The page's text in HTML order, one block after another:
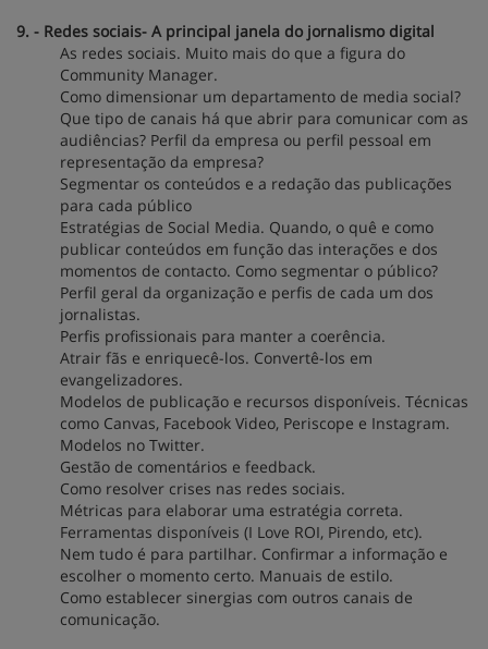
9. - Redes sociais- A principal janela do jornalismo digital
As redes sociais. Muito mais do que a figura do
Community Manager.
Como dimensionar um departamento de media social?
Que tipo de canais há que abrir para comunicar com as
audiências? Perfil da empresa ou perfil pessoal em
representação da empresa?
Segmentar os conteúdos e a redação das publicações
para cada público
Estratégias de Social Media. Quando, o quê e como
publicar conteúdos em função das interações e dos
momentos de contacto. Como segmentar o público?
Perfil geral da organização e perfis de cada um dos
jornalistas.
Perfis profissionais para manter a coerência.
Atrair fãs e enriquecê-los. Convertê-los em
evangelizadores.
Modelos de publicação e recursos disponíveis. Técnicas
como Canvas, Facebook Video, Periscope e Instagram.
Modelos no Twitter.
Gestão de comentários e feedback.
Como resolver crises nas redes sociais.
Métricas para elaborar uma estratégia correta.
Ferramentas disponíveis (I Love ROI, Pirendo, etc).
Nem tudo é para partilhar. Confirmar a informação e
escolher o momento certo. Manuais de estilo.
Como establecer sinergias com outros canais de
comunicação.